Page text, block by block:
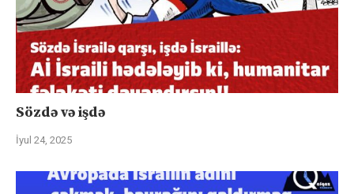
Sözdə və işdə
İyul 24, 2025